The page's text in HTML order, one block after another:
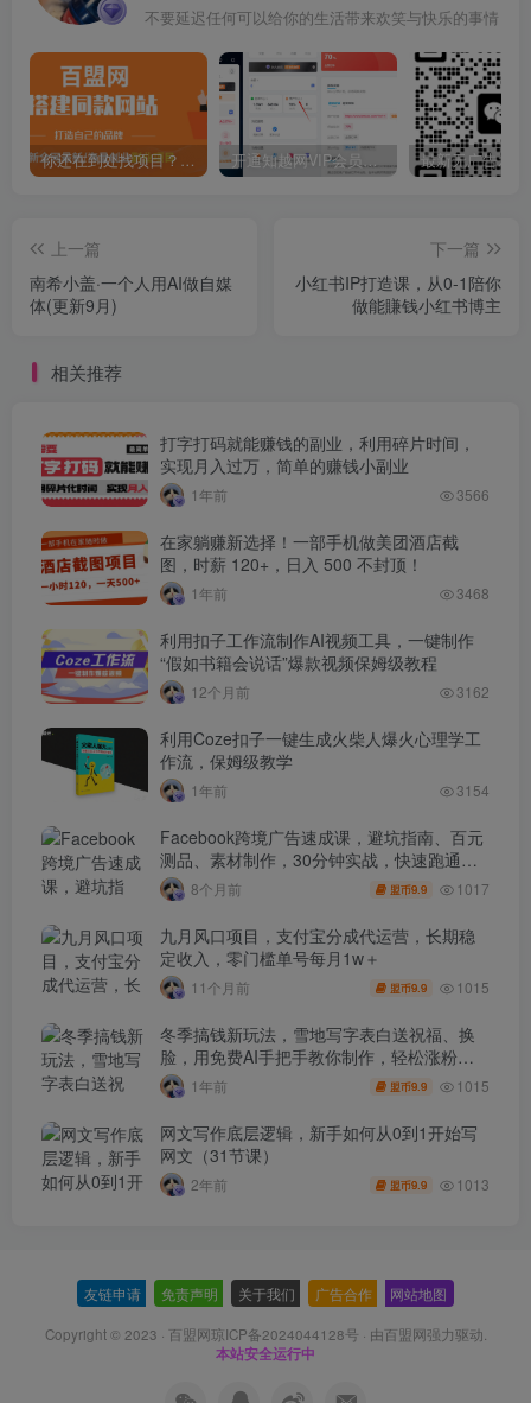
不要延迟任何可以给你的生活带来欢笑与快乐的事情
你还在到处找项目？还在当韭菜？我靠卖项目一个月收入5万+，曾经我也是个失败者。 开通知越网VIP会员，尊享全站资源免费下载，享70%的推广提成！！【限时五折优惠】
上一篇
南希小盖·一个人用AI做自媒
体(更新9月)
下一篇
小红书IP打造课，从0-1陪你
做能賺钱小红书博主
相关推荐
打字打码就能赚钱的副业，利用碎片时间，
实现月入过万，简单的赚钱小副业
1年前 3566
在家躺赚新选择！一部手机做美团酒店截
图，时薪 120+，日入 500 不封顶！
1年前 3468
利用扣子工作流制作AI视频工具，一键制作
“假如书籍会说话”爆款视频保姆级教程
12个月前 3162
利用Coze扣子一键生成火柴人爆火心理学工
作流，保姆级教学
1年前 3154
Facebook跨境广告速成课，避坑指南、百元
测品、素材制作，30分钟实战，快速跑通首
单出单8个月前 盟币9.9 1017
九月风口项目，支付宝分成代运营，长期稳
定收入，零门槛单号每月1w＋
11个月前 盟币9.9 1015
冬季搞钱新玩法，雪地写字表白送祝福、换
脸，用免费AI手把手教你制作，轻松涨粉
3.5w，接单到手软
1年前 盟币9.9 1015
网文写作底层逻辑，新手如何从0到1开始写
网文（31节课）
2年前 盟币9.9 1013
友链申请 免责声明 关于我们 广告合作 网站地图
Copyright © 2023 · 百盟网琼ICP备2024044128号 · 由百盟网强力驱动.
本站安全运行中